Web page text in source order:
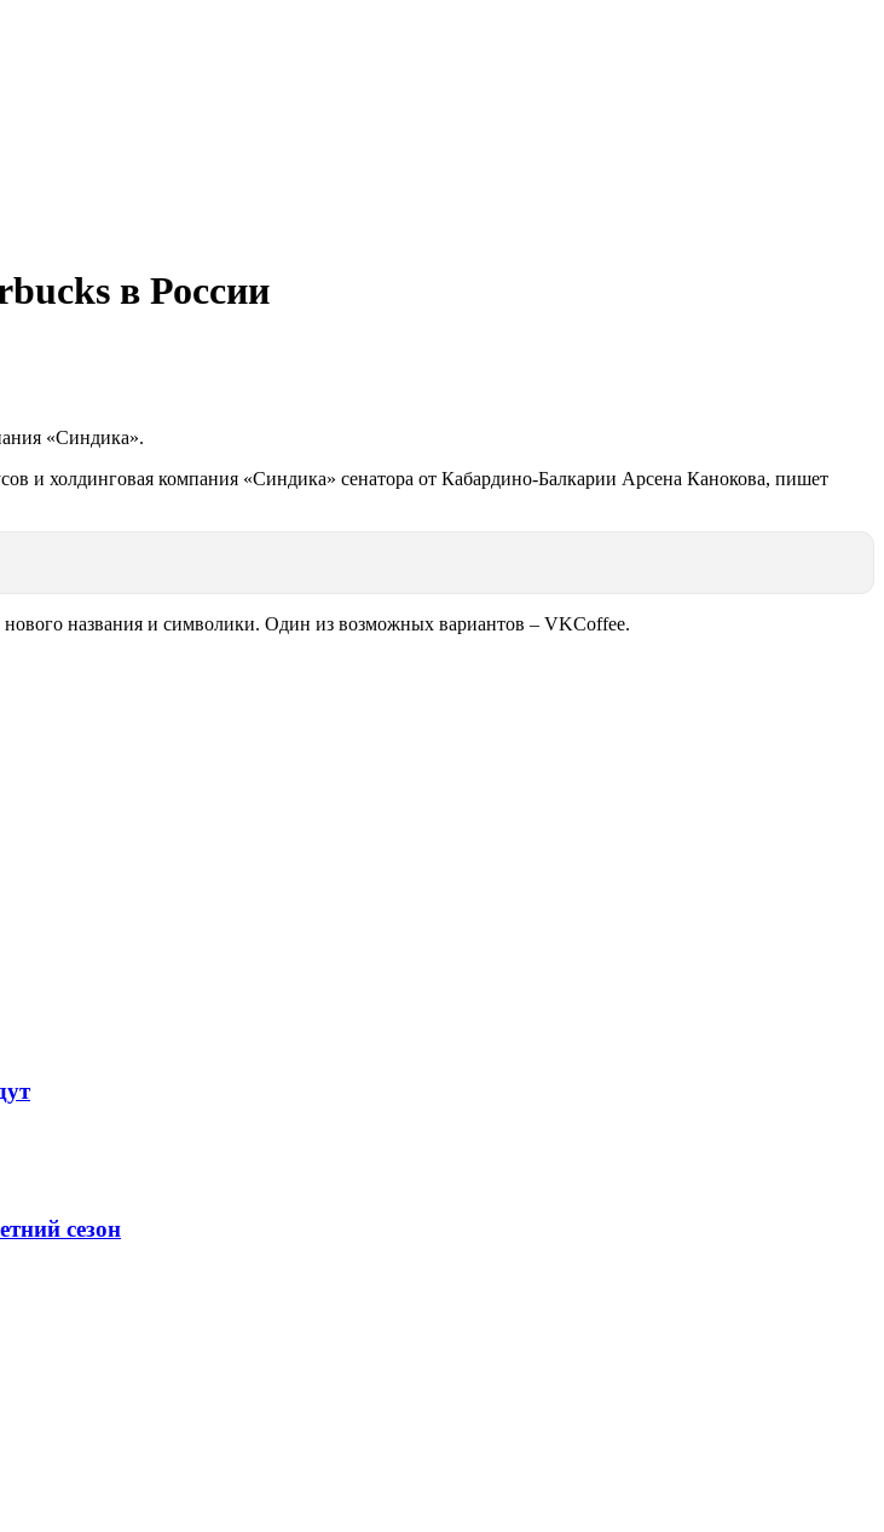
в России
«Синдика».
и холдинговая компания «Синдика» сенатора от Кабардино-Балкарии Арсена Канокова, пишет
нового названия и символики. Один из возможных вариантов – VKCoffee.
сезон